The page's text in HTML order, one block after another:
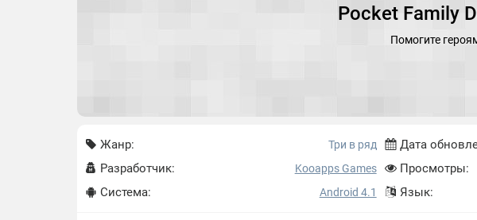
Pocket Family
Помогите
Жанр: Три в ряд
Разработчик: Kooapps Games
Система: Android 4.1
Дата
Просмотры:
Язык: